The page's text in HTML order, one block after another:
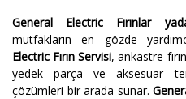
General Electric Fırınlar
mutfakların en gözde
Electric Fırın Servisi, ankastre
yedek parça ve aksesuar
çözümleri bir arada sunar.